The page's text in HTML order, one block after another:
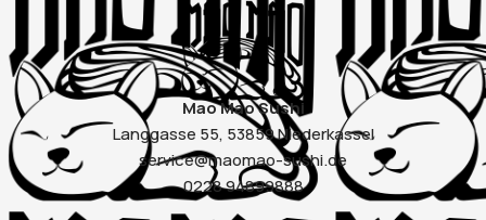
Mao Mao Sushi
Langgasse 55, 53859 Niederkassel
service@maomao-sushi.de
0228 94899888